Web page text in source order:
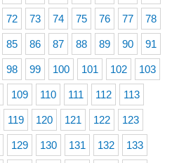
72 73 74 75 76 77 78
85 86 87 88 89 90 91
98 99 100 101 102 103
109 110 111 112 113
119 120 121 122 123
129 130 131 132 133